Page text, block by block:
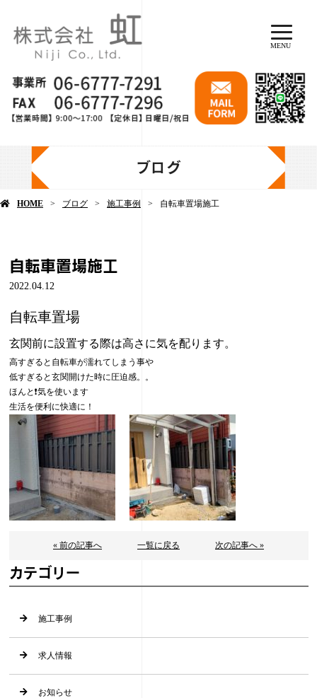
MENU
ブログ
HOME ブログ 施工事例 自転車置場施工
自転車置場施工
2022.04.12
自転車置場
玄関前に設置する際は高さに気を配ります。
高すぎると自転車が濡れてしまう事や
低すぎると玄関開けた時に圧迫感。。
ほんと❗️気を使います
生活を便利に快適に！
« 前の記事へ 一覧に戻る 次の記事へ »
カテゴリー
施工事例
求人情報
お知らせ